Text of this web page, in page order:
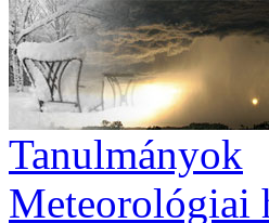
Tanulmányok
Meteorológiai